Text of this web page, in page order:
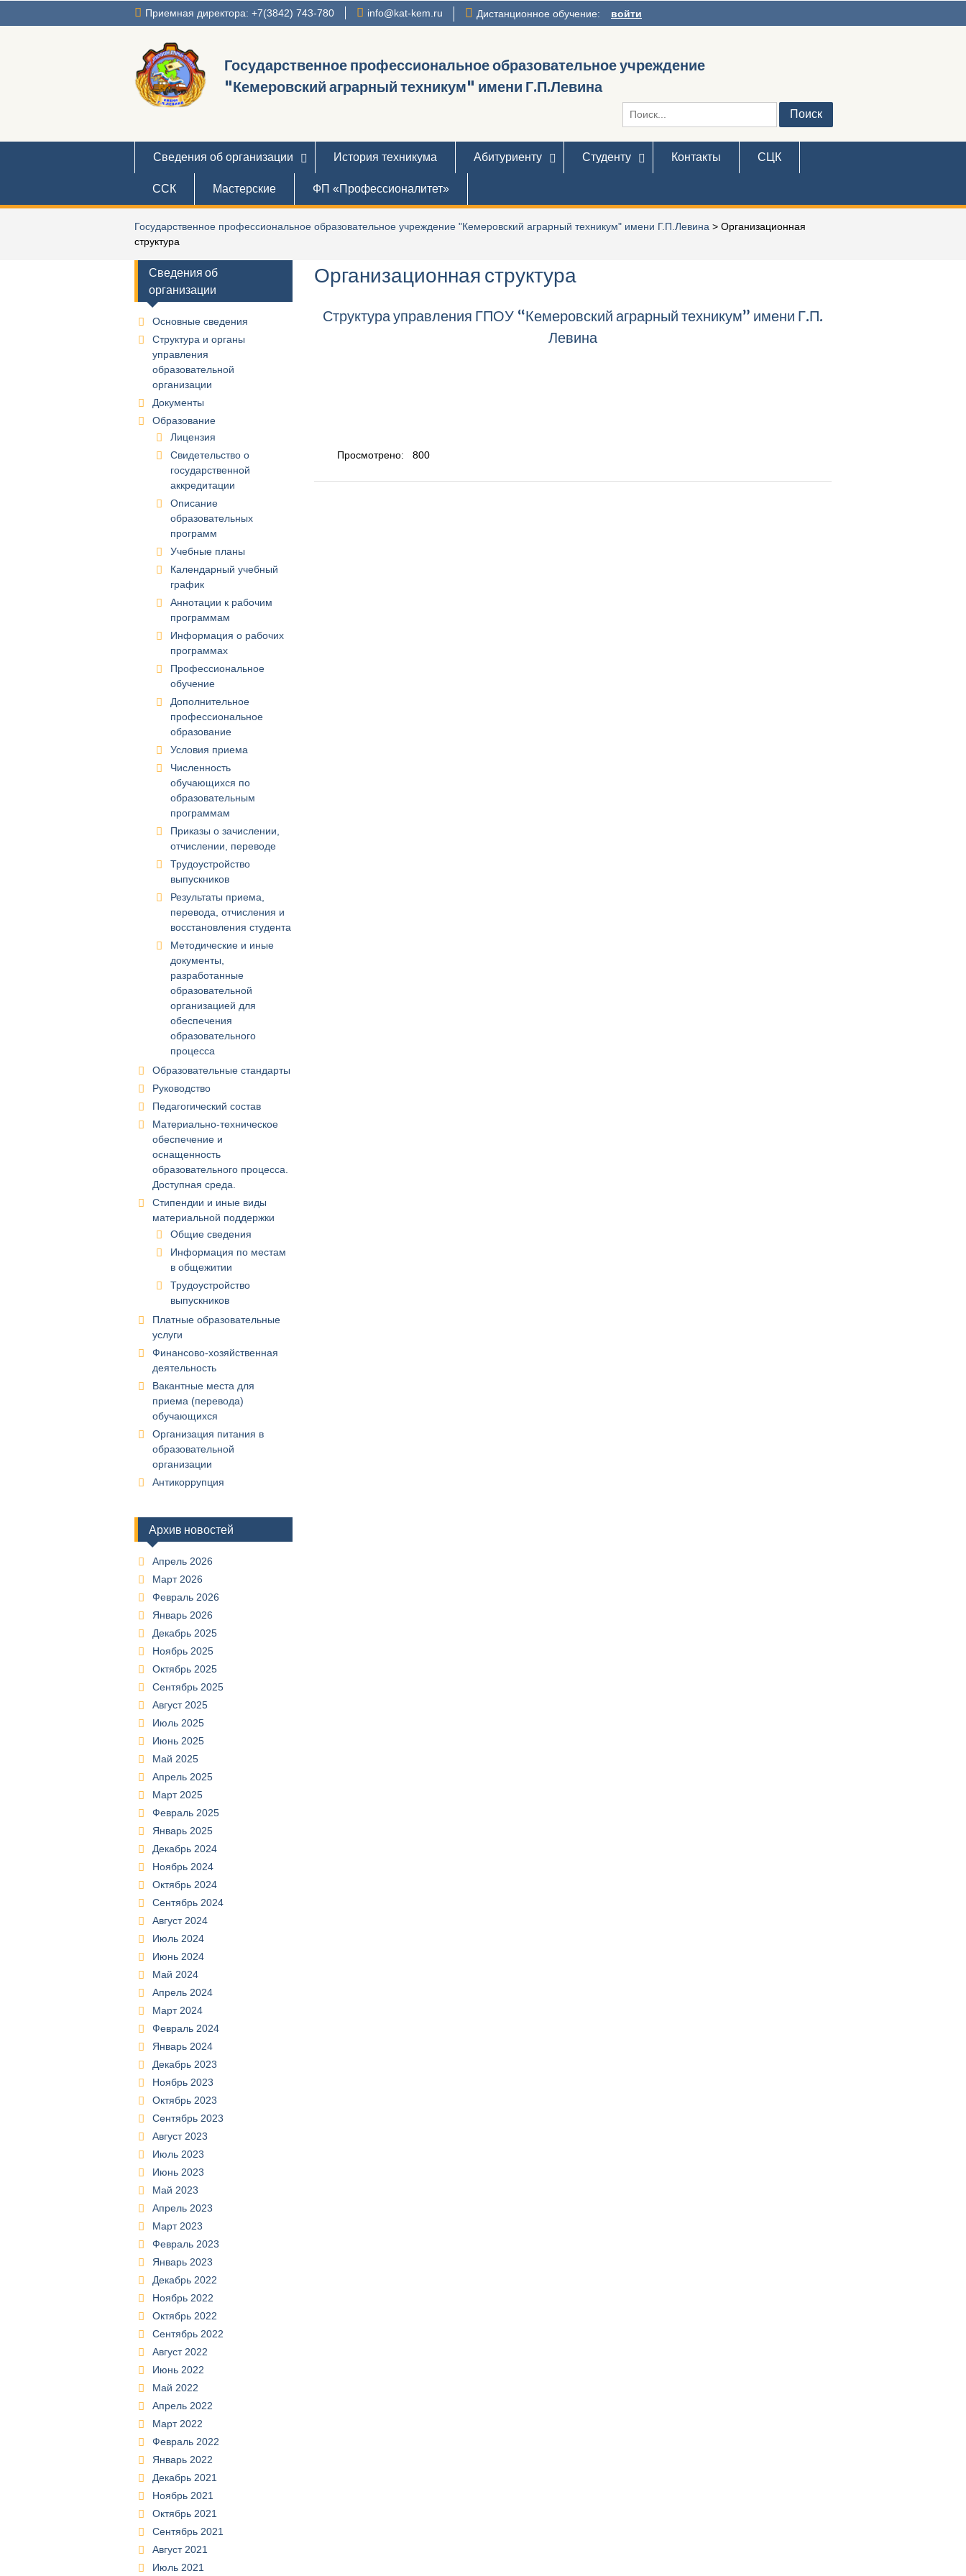
Приемная директора: +7(3842) 743-780 info@kat-kem.ru Дистанционное обучение: войти
Государственное профессиональное образовательное учреждение
"Кемеровский аграрный техникум" имени Г.П.Левина
Искать:
Сведения об организации История техникума Абитуриенту Студенту Контакты СЦК
ССК Мастерские ФП «Профессионалитет»
Государственное профессиональное образовательное учреждение "Кемеровский аграрный техникум" имени Г.П.Левина > Организационная
структура
Организационная структура
Структура управления ГПОУ “Кемеровский аграрный техникум” имени Г.П.
Левина
Просмотрено: 800
Сведения об
организации
Основные сведения
Структура и органы
управления
образовательной
организации
Документы
Образование
Лицензия
Свидетельство о
государственной
аккредитации
Описание
образовательных
программ
Учебные планы
Календарный учебный
график
Аннотации к рабочим
программам
Информация о рабочих
программах
Профессиональное
обучение
Дополнительное
профессиональное
образование
Условия приема
Численность
обучающихся по
образовательным
программам
Приказы о зачислении,
отчислении, переводе
Трудоустройство
выпускников
Результаты приема,
перевода, отчисления и
восстановления студента
Методические и иные
документы,
разработанные
образовательной
организацией для
обеспечения
образовательного
процесса
Образовательные стандарты
Руководство
Педагогический состав
Материально-техническое
обеспечение и
оснащенность
образовательного процесса.
Доступная среда.
Стипендии и иные виды
материальной поддержки
Общие сведения
Информация по местам
в общежитии
Трудоустройство
выпускников
Платные образовательные
услуги
Финансово-хозяйственная
деятельность
Вакантные места для
приема (перевода)
обучающихся
Организация питания в
образовательной
организации
Антикоррупция
Архив новостей
Апрель 2026
Март 2026
Февраль 2026
Январь 2026
Декабрь 2025
Ноябрь 2025
Октябрь 2025
Сентябрь 2025
Август 2025
Июль 2025
Июнь 2025
Май 2025
Апрель 2025
Март 2025
Февраль 2025
Январь 2025
Декабрь 2024
Ноябрь 2024
Октябрь 2024
Сентябрь 2024
Август 2024
Июль 2024
Июнь 2024
Май 2024
Апрель 2024
Март 2024
Февраль 2024
Январь 2024
Декабрь 2023
Ноябрь 2023
Октябрь 2023
Сентябрь 2023
Август 2023
Июль 2023
Июнь 2023
Май 2023
Апрель 2023
Март 2023
Февраль 2023
Январь 2023
Декабрь 2022
Ноябрь 2022
Октябрь 2022
Сентябрь 2022
Август 2022
Июнь 2022
Май 2022
Апрель 2022
Март 2022
Февраль 2022
Январь 2022
Декабрь 2021
Ноябрь 2021
Октябрь 2021
Сентябрь 2021
Август 2021
Июль 2021